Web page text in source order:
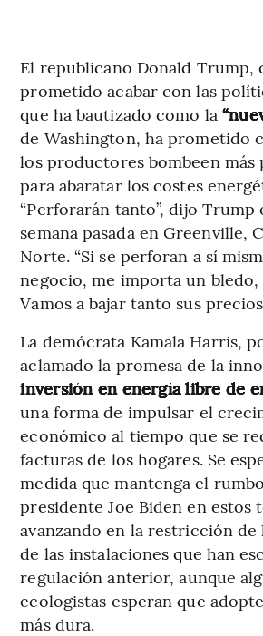
El republicano Donald Trump,
prometido acabar con las
que ha bautizado como la
de Washington, ha prometido
los productores bombeen más
para abaratar los costes
“Perforarán tanto”, dijo
semana pasada en Greenville,
Norte. “Si se perforan a sí
negocio, me importa un bledo,
Vamos a bajar tanto sus
La demócrata Kamala Harris,
aclamado la promesa de la
inversión en energía libre de
una forma de impulsar el
económico al tiempo que se
facturas de los hogares. Se
medida que mantenga el
presidente Joe Biden en estos
avanzando en la restricción de
de las instalaciones que han
regulación anterior, aunque
ecologistas esperan que
más dura.